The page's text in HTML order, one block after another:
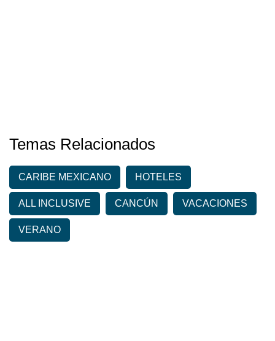
Temas Relacionados
CARIBE MEXICANO HOTELES
ALL INCLUSIVE CANCÚN VACACIONES
VERANO